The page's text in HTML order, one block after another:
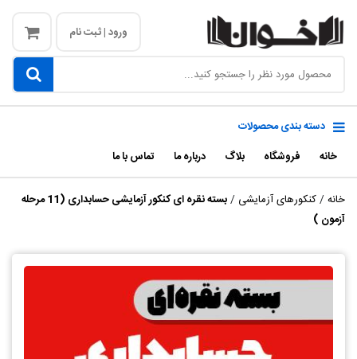
ورود | ثبت نام
دسته بندی محصولات
خانه
فروشگاه بلاگ درباره ما تماس با ما
خانه/کنکورهای آزمایشی /
بسته نقره ای کنکور آزمایشی حسابداری (11 مرحله
آزمون )